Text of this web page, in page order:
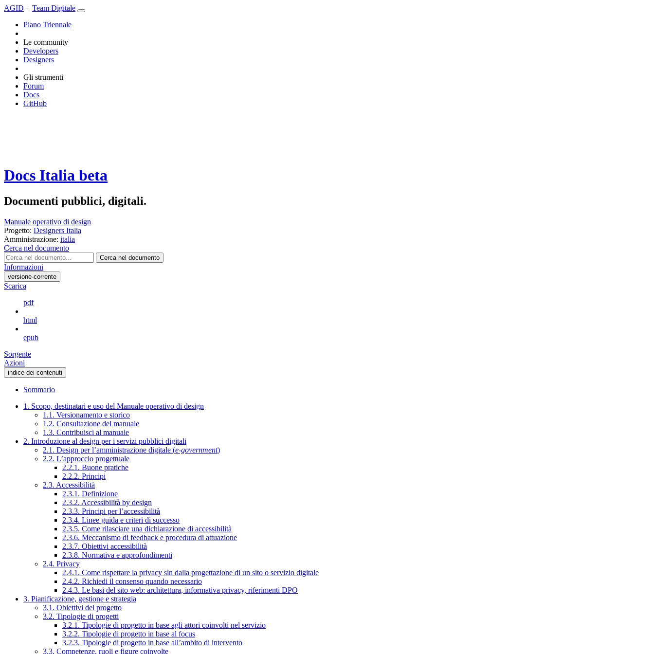
AGID + Team Digitale
Piano Triennale
Le community
Developers
Designers
Gli strumenti
Forum
Docs
GitHub
Docs Italia beta
Documenti pubblici, digitali.
Manuale operativo di design
Progetto: Designers Italia
Amministrazione: italia
Cerca nel documento
Cerca nel documento
Informazioni
versione-corrente
Scarica
pdf
html
epub
Sorgente
Azioni
indice dei contenuti
Sommario
1. Scopo, destinatari e uso del Manuale operativo di design
1.1. Versionamento e storico
1.2. Consultazione del manuale
1.3. Contribuisci al manuale
2. Introduzione al design per i servizi pubblici digitali
2.1. Design per l’amministrazione digitale (e-government)
2.2. L’approccio progettuale
2.2.1. Buone pratiche
2.2.2. Principi
2.3. Accessibilità
2.3.1. Definizione
2.3.2. Accessibilità by design
2.3.3. Principi per l’accessibilità
2.3.4. Linee guida e criteri di successo
2.3.5. Come rilasciare una dichiarazione di accessibilità
2.3.6. Meccanismo di feedback e procedura di attuazione
2.3.7. Obiettivi accessibilità
2.3.8. Normativa e approfondimenti
2.4. Privacy
2.4.1. Come rispettare la privacy sin dalla progettazione di un sito o servizio digitale
2.4.2. Richiedi il consenso quando necessario
2.4.3. Le basi del sito web: architettura, informativa privacy, riferimenti DPO
3. Pianificazione, gestione e strategia
3.1. Obiettivi del progetto
3.2. Tipologie di progetti
3.2.1. Tipologie di progetto in base agli attori coinvolti nel servizio
3.2.2. Tipologie di progetto in base al focus
3.2.3. Tipologie di progetto in base all’ambito di intervento
3.3. Competenze, ruoli e figure coinvolte